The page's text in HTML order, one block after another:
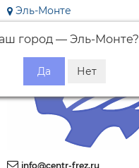
Эль-Монте
город — Эль-Монте?
info@centr-frez.ru